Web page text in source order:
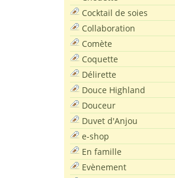
Cocktail de soies
Collaboration
Comète
Coquette
Délirette
Douce Highland
Douceur
Duvet d'Anjou
e-shop
En famille
Evènement